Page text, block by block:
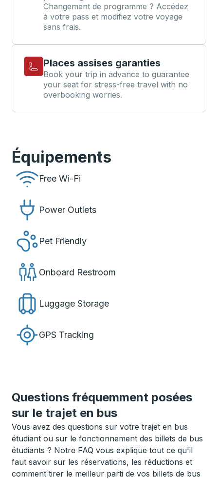
Changement de programme ? Accédez
à votre pass et modifiez votre voyage
sans frais.
Places assises garanties
Book your trip in advance to guarantee
your seat for stress-free travel with no
overbooking worries.
Équipements
Free Wi-Fi
Power Outlets
Pet Friendly
Onboard Restroom
Luggage Storage
GPS Tracking
Questions fréquemment posées
sur le trajet en bus
Vous avez des questions sur votre trajet en bus
étudiant ou sur le fonctionnement des billets de bus
étudiants ? Notre FAQ vous explique tout ce qu'il
faut savoir sur les réservations, les réductions et
comment tirer le meilleur parti de vos billets de bus